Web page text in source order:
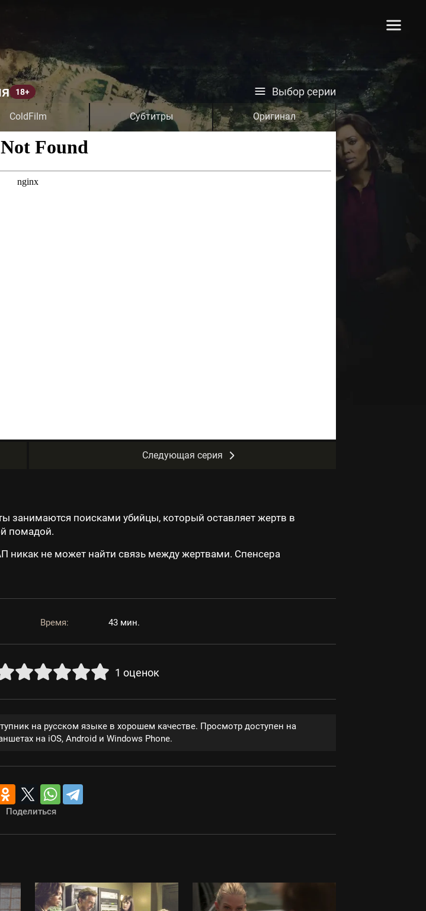
Выбор серии
ColdFilm Субтитры Оригинал
Следующая серия
занимаются поисками убийцы, который оставляет жертв в
помадой.
никак не может найти связь между жертвами. Спенсера
Время: 43 мин.
1 оценок
на русском языке в хорошем качестве. Просмотр доступен на
на iOS, Android и Windows Phone.
Поделиться